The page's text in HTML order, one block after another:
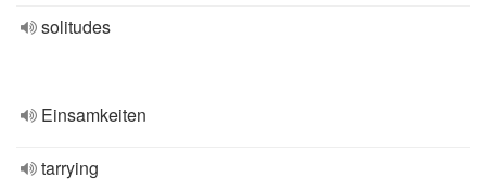
solitudes
Einsamkeiten
tarrying